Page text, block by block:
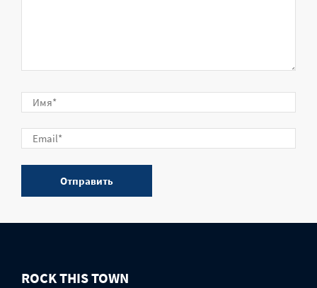
ROCK THIS TOWN